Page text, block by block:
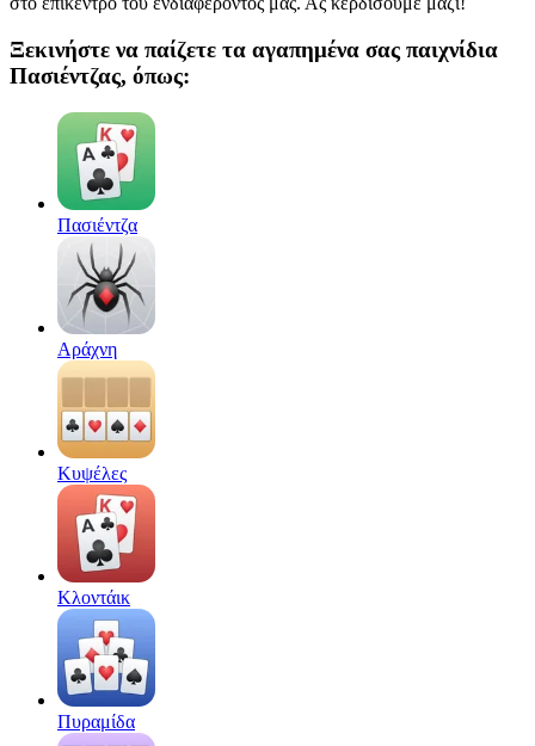
Ξεκινήστε να παίζετε τα αγαπημένα σας παιχνίδια
Πασιέντζας, όπως:
Πασιέντζα
Αράχνη
Κυψέλες
Κλοντάικ
Πυραμίδα